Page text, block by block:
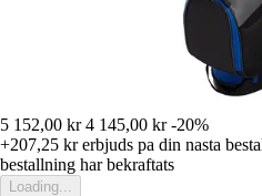
5 152,00 kr 4 145,00 kr -20%
+207,25 krerbjuds pa din nasta
bestallning har bekraftats
Loading...